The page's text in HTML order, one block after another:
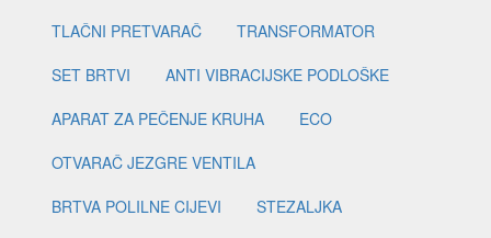
TLAČNI PRETVARAČ
TRANSFORMATOR
SET BRTVI
ANTI VIBRACIJSKE PODLOŠKE
APARAT ZA PEČENJE KRUHA
ECO
OTVARAČ JEZGRE VENTILA
BRTVA POLILNE CIJEVI
STEZALJKA